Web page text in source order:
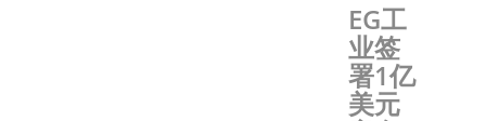
EG工
业签
署1亿
美元